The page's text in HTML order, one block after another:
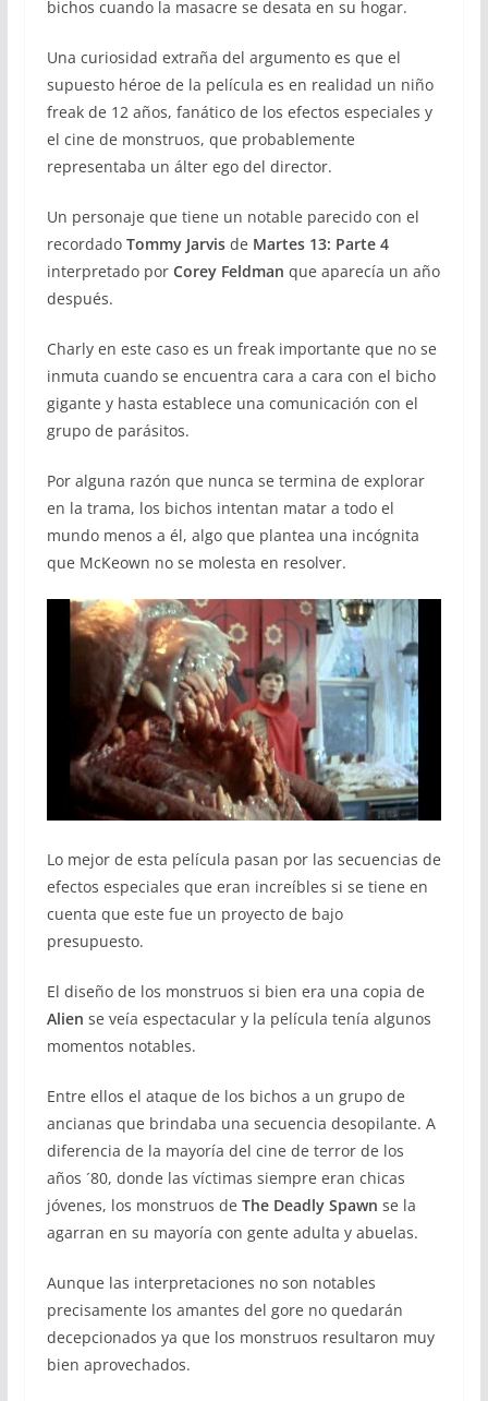
bichos cuando la masacre se desata en su hogar.
Una curiosidad extraña del argumento es que el
supuesto héroe de la película es en realidad un niño
freak de 12 años, fanático de los efectos especiales y
el cine de monstruos, que probablemente
representaba un álter ego del director.
Un personaje que tiene un notable parecido con el
recordadoTommy Jarvisde Martes 13: Parte 4
interpretado por Corey Feldman que aparecía un año
después.
Charly en este caso es un freak importante que no se
inmuta cuando se encuentra cara a cara con el bicho
gigante y hasta establece una comunicación con el
grupo de parásitos.
Por alguna razón que nunca se termina de explorar
en la trama, los bichos intentan matar a todo el
mundo menos a él, algo que plantea una incógnita
que McKeown no se molesta en resolver.
Lo mejor de esta película pasan por las secuencias de
efectos especiales que eran increíbles si se tiene en
cuenta que este fue un proyecto de bajo
presupuesto.
El diseño de los monstruos si bien era una copia de
Alien se veía espectacular y la película tenía algunos
momentos notables.
Entre ellos el ataque de los bichos a un grupo de
ancianas que brindaba una secuencia desopilante. A
diferencia de la mayoría del cine de terror de los
años ´80, donde las víctimas siempre eran chicas
jóvenes, los monstruos de The Deadly Spawn se la
agarran en su mayoría con gente adulta y abuelas.
Aunque las interpretaciones no son notables
precisamente los amantes del gore no quedarán
decepcionados ya que los monstruos resultaron muy
bien aprovechados.